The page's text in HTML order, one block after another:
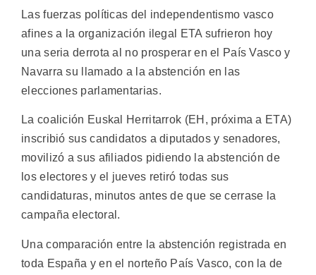
Las fuerzas políticas del independentismo vasco
afines a la organización ilegal ETA sufrieron hoy
una seria derrota al no prosperar en el País Vasco y
Navarra su llamado a la abstención en las
elecciones parlamentarias.
La coalición Euskal Herritarrok (EH, próxima a ETA)
inscribió sus candidatos a diputados y senadores,
movilizó a sus afiliados pidiendo la abstención de
los electores y el jueves retiró todas sus
candidaturas, minutos antes de que se cerrase la
campaña electoral.
Una comparación entre la abstención registrada en
toda España y en el norteño País Vasco, con la de